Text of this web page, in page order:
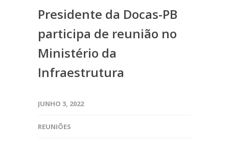
Presidente da Docas-PB
participa de reunião no
Ministério da
Infraestrutura
JUNHO 3, 2022
REUNIÕES